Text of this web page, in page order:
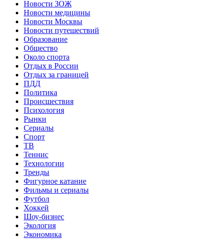
Новости ЗОЖ
Новости медицины
Новости Москвы
Новости путешествий
Образование
Общество
Около спорта
Отдых в России
Отдых за границей
ПДД
Политика
Происшествия
Психология
Рынки
Сериалы
Спорт
ТВ
Теннис
Технологии
Тренды
Фигурное катание
Фильмы и сериалы
Футбол
Хоккей
Шоу-бизнес
Экология
Экономика